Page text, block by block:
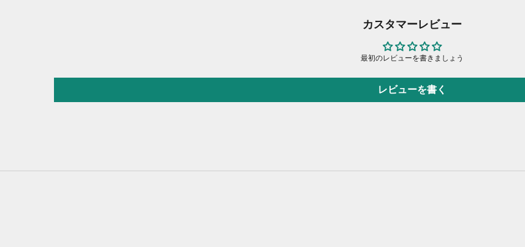
カスタマーレビュー
最初のレビューを書きましょう
レビューを書く